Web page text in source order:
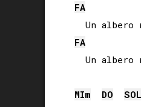
FA
Un albero
FA
Un albero
MIm DO SOL